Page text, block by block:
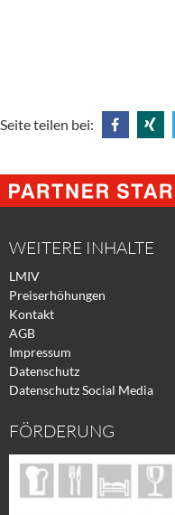
Seite teilen bei:
@
Facebook
@
Xing
WEITERE INHALTE
LMIV
Preiserhöhungen
Kontakt
AGB
Impressum
Datenschutz
Datenschutz Social Media
FÖRDERUNG